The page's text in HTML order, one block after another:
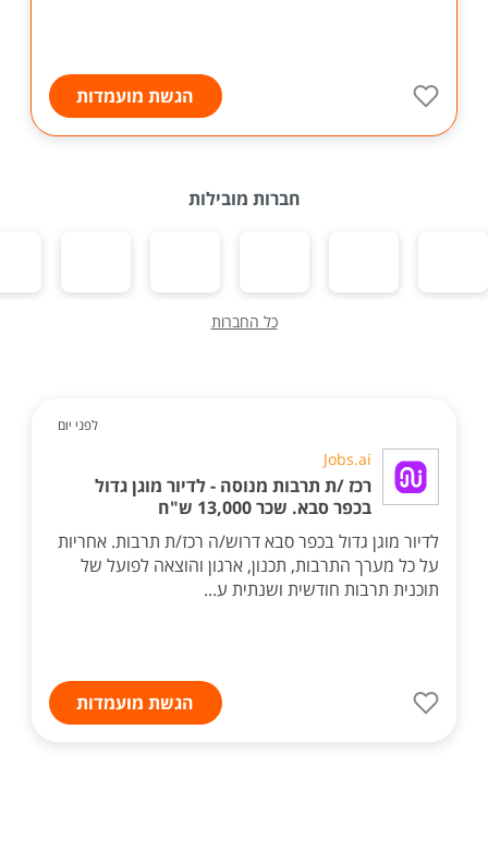
הגשת מועמדות
חברות מובילות
כל החברות
לפני יום
Jobs.ai
רכז /ת תרבות מנוסה - לדיור מוגן גדול
בכפר סבא. שכר 13,000 ש"ח
לדיור מוגן גדול בכפר סבא דרוש/ה רכז/ת תרבות. אחריות
על כל מערך התרבות, תכנון, ארגון והוצאה לפועל של
תוכנית תרבות חודשית ושנתית ע...
הגשת מועמדות